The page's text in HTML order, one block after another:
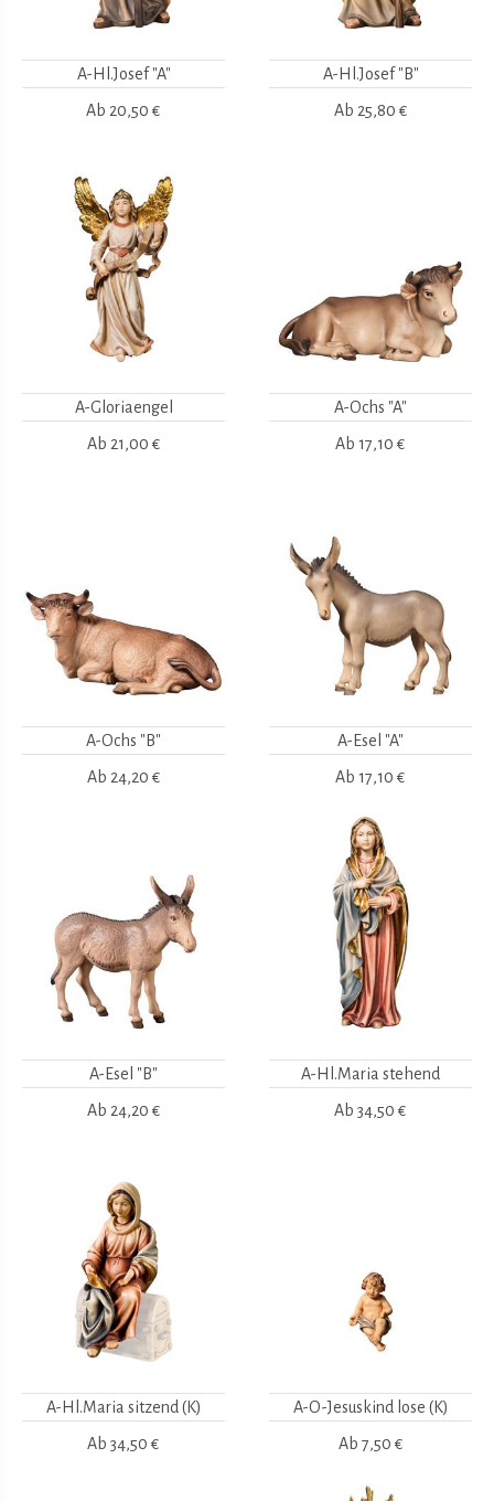
A-Hl.Josef "A"
Ab 20,50 €
A-Hl.Josef "B"
Ab 25,80 €
A-Gloriaengel
Ab 21,00 €
A-Ochs "A"
Ab 17,10 €
A-Ochs "B"
Ab 24,20 €
A-Esel "A"
Ab 17,10 €
A-Esel "B"
Ab 24,20 €
A-Hl.Maria stehend
Ab 34,50 €
A-Hl.Maria sitzend (K)
Ab 34,50 €
A-O-Jesuskind lose (K)
Ab 7,50 €